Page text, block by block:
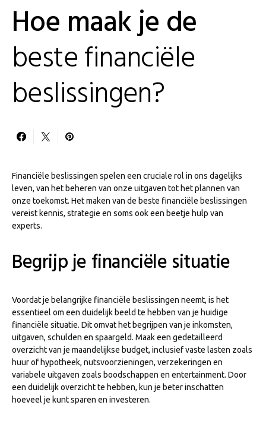
Hoe maak je de
beste financiële
beslissingen?
Financiële beslissingen spelen een cruciale rol in ons dagelijks
leven, van het beheren van onze uitgaven tot het plannen van
onze toekomst. Het maken van de beste financiële beslissingen
vereist kennis, strategie en soms ook een beetje hulp van
experts.
Begrijp je financiële situatie
Voordat je belangrijke financiële beslissingen neemt, is het
essentieel om een duidelijk beeld te hebben van je huidige
financiële situatie. Dit omvat het begrijpen van je inkomsten,
uitgaven, schulden en spaargeld. Maak een gedetailleerd
overzicht van je maandelijkse budget, inclusief vaste lasten zoals
huur of hypotheek, nutsvoorzieningen, verzekeringen en
variabele uitgaven zoals boodschappen en entertainment. Door
een duidelijk overzicht te hebben, kun je beter inschatten
hoeveel je kunt sparen en investeren.